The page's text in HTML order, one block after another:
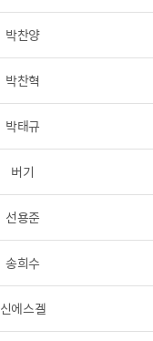
박찬양
박찬혁
박태규
버기
선용준
송희수
신에스겔